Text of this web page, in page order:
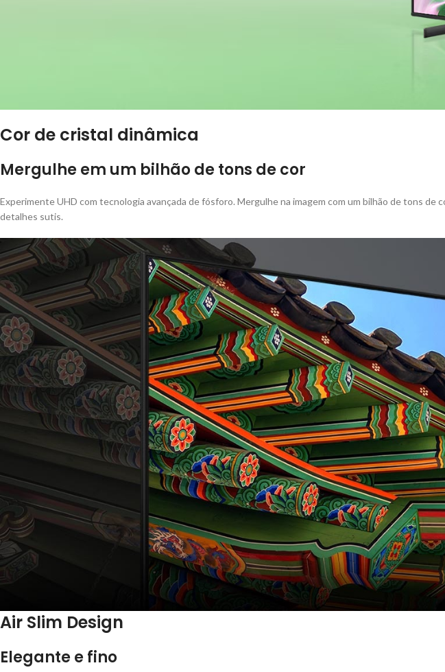
Cor de cristal dinâmica
Mergulhe em um bilhão de tons de cor
Experimente UHD com tecnologia avançada de fósforo. Mergulhe na imagem com um bilhão de tons
detalhes sutis.
Air Slim Design
Elegante e fino